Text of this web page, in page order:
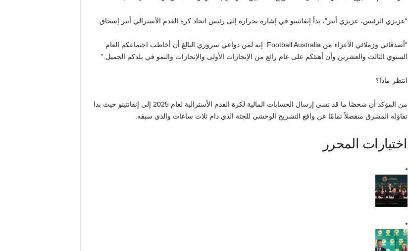
“عزيزي الرئيس، عزيزي أنتر”، بدأ إنفانتينو في إشارة بحرارة إلى رئيس اتحاد كرة القدم الأسترالي أنتر إسحاق.
“أصدقائي وزملائي الأعزاء من Football Australia. إنه لمن دواعي سروري البالغ أن أخاطب اجتماعكم العام
السنوي الثالث والعشرين وأن أهنئكم على عام رائع من الإنجازات الأولى والإنجازات والنمو في بلدكم الجميل.”
انتظر ماذا؟
من المؤكد أن شخصًا ما قد نسي إرسال الحسابات المالية لكرة القدم الأسترالية لعام 2025 إلى إنفانتينو حيث بدا
تفاؤله المشرق منفصلاً تمامًا عن واقع التشريح الوحشي للجثة الذي دام ثلاث ساعات والذي سبقه.
اختيارات المحرر